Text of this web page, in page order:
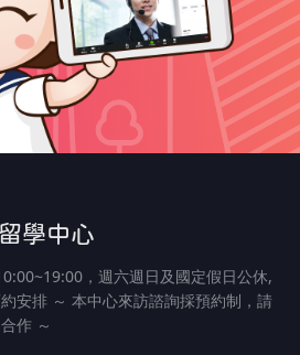
學中心
，週六週日及國定假日公休,
安排 ～ 本中心來訪諮詢採預約制，請
作 ～